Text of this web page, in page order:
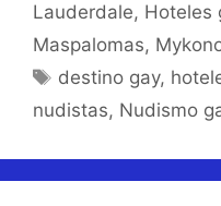
Lauderdale, Hoteles
Maspalomas,
Etiquetas
destino gay,
nudistas, Nudismo